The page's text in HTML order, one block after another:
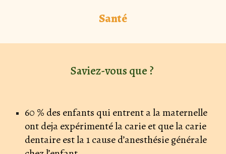
Santé
Saviez-vous que ?
60 % des enfants qui entrent a la maternelle
ont deja expérimenté la carie et que la carie
dentaire est la 1 cause d’anesthésie générale